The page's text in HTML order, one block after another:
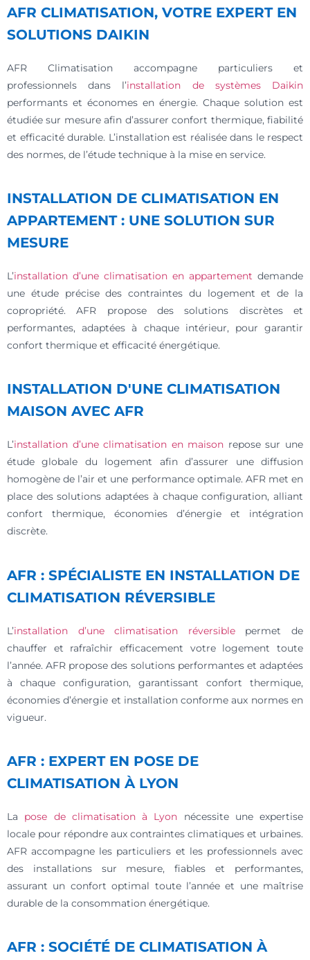
AFR CLIMATISATION, VOTRE EXPERT EN
SOLUTIONS DAIKIN
AFR Climatisation accompagne particuliers et
professionnels dans l’installation de systèmes Daikin
performants et économes en énergie. Chaque solution est
étudiée sur mesure afin d’assurer confort thermique, fiabilité
et efficacité durable. L’installation est réalisée dans le respect
des normes, de l’étude technique à la mise en service.
INSTALLATION DE CLIMATISATION EN
APPARTEMENT : UNE SOLUTION SUR
MESURE
L’installation d’une climatisation en appartement demande
une étude précise des contraintes du logement et de la
copropriété. AFR propose des solutions discrètes et
performantes, adaptées à chaque intérieur, pour garantir
confort thermique et efficacité énergétique.
INSTALLATION D'UNE CLIMATISATION
MAISON AVEC AFR
L’installation d’une climatisation en maison repose sur une
étude globale du logement afin d’assurer une diffusion
homogène de l’air et une performance optimale. AFR met en
place des solutions adaptées à chaque configuration, alliant
confort thermique, économies d’énergie et intégration
discrète.
AFR : SPÉCIALISTE EN INSTALLATION DE
CLIMATISATION RÉVERSIBLE
L’installation d’une climatisation réversiblepermet de
chauffer et rafraîchir efficacement votre logement toute
l’année. AFR propose des solutions performantes et adaptées
à chaque configuration, garantissant confort thermique,
économies d’énergie et installation conforme aux normes en
vigueur.
AFR : EXPERT EN POSE DE
CLIMATISATION À LYON
La pose de climatisation à Lyon nécessite une expertise
locale pour répondre aux contraintes climatiques et urbaines.
AFR accompagne les particuliers et les professionnels avec
des installations sur mesure, fiables et performantes,
assurant un confort optimal toute l’année et une maîtrise
durable de la consommation énergétique.
AFR : SOCIÉTÉ DE CLIMATISATION À